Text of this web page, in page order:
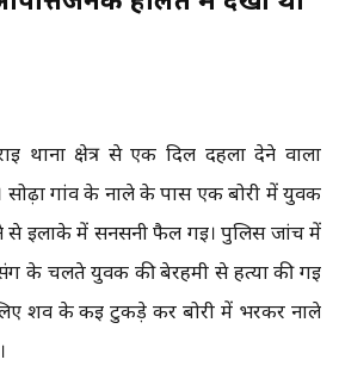
थाना क्षेत्र से एक दिल दहला देने वाला
सोढ़ा गांव के नाले के पास एक बोरी में युवक
से इलाके में सनसनी फैल गई। पुलिस जांच में
के चलते युवक की बेरहमी से हत्या की गई
शव के कई टुकड़े कर बोरी में भरकर नाले